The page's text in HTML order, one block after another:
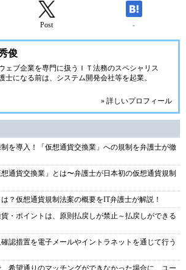
Post -
俊
ェブ企業を専門に扱う ＩＴ法務のスペシャリス
士になる前は、システム開発会社等を起業。
» 詳しいプロフィール
を導入！「仮想通貨交換業」への規制を弁護士が徹
通貨交換業」とは〜弁護士が日本初の仮想通貨規制
は？仮想通貨規制法案の概要をIT弁護士が解説！
貨・ポイントは、原則払戻しが禁止～払戻しができる
確認措置を電子メールやイントラネットを通じて行う